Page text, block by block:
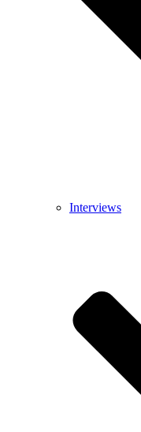
Interviews